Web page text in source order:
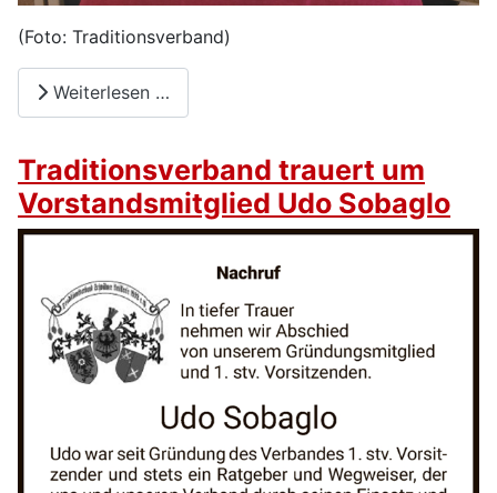
(Foto: Traditionsverband)
Weiterlesen …
Traditionsverband trauert um
Vorstandsmitglied Udo Sobaglo